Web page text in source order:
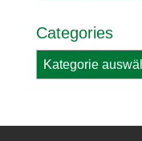
Categories
Categories